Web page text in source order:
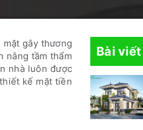
gây thương
nâng tầm thẩm
nhà luôn được
kế mặt tiền
Bài